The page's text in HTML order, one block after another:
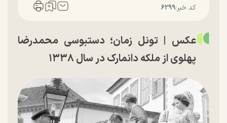
کد خبر:۶۲۹۹
عکس | تونل زمان؛ دستبوسی محمدرضا
پهلوی از ملکه دانمارک در سال ۱۳۳۸